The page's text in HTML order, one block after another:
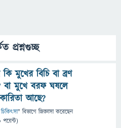
প্রশ্নগুচ্ছ
মুখের বিচি বা ব্রণ
বা মুখে বরফ ঘষলে
আছে?
চিকিৎসা" বিভাগে জিজ্ঞাসাকরেছেন
পয়েন্ট)